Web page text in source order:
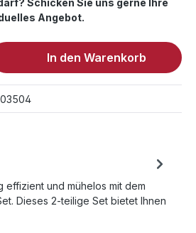
Schicken Sie uns gerne Ihre
Angebot.
Gib den
In den Warenkorb
effizient und mühelos mit dem
Dieses 2-teilige Set bietet Ihnen